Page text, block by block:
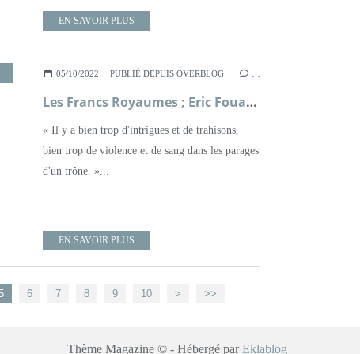
EN SAVOIR PLUS
MOYEN ÂGE, POLICIER, ROMAN
05/10/2022 PUBLIÉ DEPUIS OVERBLOG
Les Francs Royaumes ; Eric Fouassier
« Il y a bien trop d'intrigues et de trahisons,
bien trop de violence et de sang dans les parages
d'un trône. »...
EN SAVOIR PLUS
6 7 8 9 10 > >>
Thème Magazine © - Hébergé parEklablog